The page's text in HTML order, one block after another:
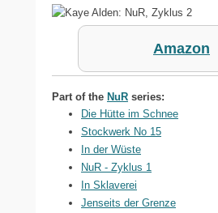
Amazon
Part of the NuR series:
Die Hütte im Schnee
Stockwerk No 15
In der Wüste
NuR - Zyklus 1
In Sklaverei
Jenseits der Grenze